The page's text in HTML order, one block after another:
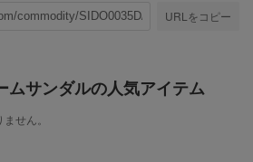
URLをコピー
ムサンダルの人気アイテム
せん。